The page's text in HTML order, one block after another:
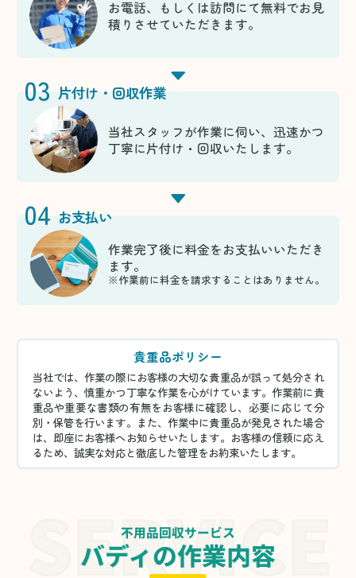
お電話、もしくは訪問にて無料でお見
積りさせていただきます。
03 片付け・回収作業
当社スタッフが作業に伺い、迅速かつ
丁寧に片付け・回収いたします。
04 お支払い
作業完了後に料金をお支払いいただき
ます。
※作業前に料金を請求することはありません。
貴重品ポリシー
当社では、作業の際にお客様の大切な貴重品が誤って処分され
ないよう、慎重かつ丁寧な作業を心がけています。作業前に貴
重品や重要な書類の有無をお客様に確認し、必要に応じて分
別・保管を行います。また、作業中に貴重品が発見された場合
は、即座にお客様へお知らせいたします。お客様の信頼に応え
るため、誠実な対応と徹底した管理をお約束いたします。
不用品回収サービス
バディの作業内容